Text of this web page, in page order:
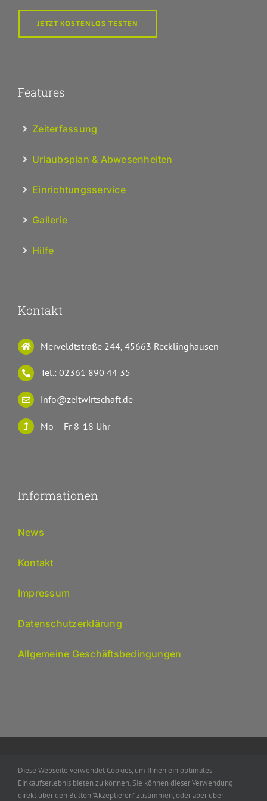
JETZT KOSTENLOS TESTEN
Features
Zeiterfassung
Urlaubsplan & Abwesenheiten
Einrichtungsservice
Gallerie
Hilfe
Kontakt
Merveldtstraße 244, 45663 Recklinghausen
Tel.: 02361 890 44 35
info@zeitwirtschaft.de
Mo – Fr 8-18 Uhr
Informationen
News
Kontakt
Impressum
Datenschutzerklärung
Allgemeine Geschäftsbedingungen
© 2020 - 2026 • by edv-alken.de
Diese Webseite verwendet Cookies, um Ihnen ein optimales
Einkaufserlebnis bieten zu können. Sie können dieser Verwendung
direkt über den Button "Akzeptieren" zustimmen, oder aber über